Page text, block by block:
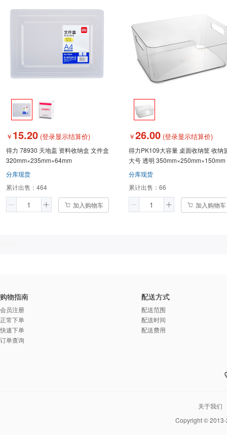
￥ 15.20 (登录显示结算价)
得力 78930 天地盖 资料收纳盒 文件盒
320mm×235mm×64mm
分库现货
累计出售： 464
加入购物车
￥26.00 (登录显示结算价)
得力PK109大容量 桌面收纳筐 收纳
大号 透明 350mm×250mm×150mm
分库现货
累计出售： 66
加入购物车
购物指南
会员注册
正常下单
快速下单
订单查询
配送方式
配送范围
配送时间
配送费用
关于我们
Copyright ©